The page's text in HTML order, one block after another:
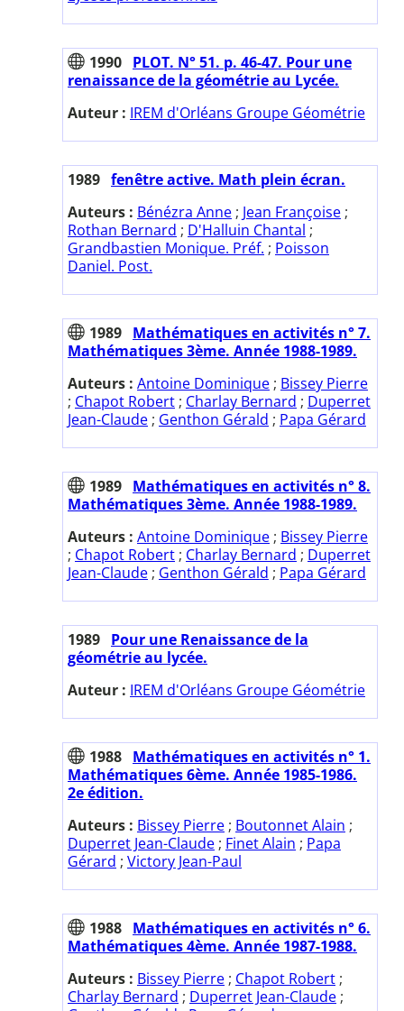
1990 PLOT. N° 51. p. 46-47. Pour une
renaissance de la géométrie au Lycée.
Auteur : IREM d'Orléans Groupe Géométrie
1989 fenêtre active. Math plein écran.
Auteurs : Bénézra Anne ; Jean Françoise ;
Rothan Bernard ; D'Halluin Chantal ;
Grandbastien Monique. Préf. ; Poisson
Daniel. Post.
1989 Mathématiques en activités n° 7.
Mathématiques 3ème. Année 1988-1989.
Auteurs : Antoine Dominique ; Bissey Pierre
; Chapot Robert ; Charlay Bernard ; Duperret
Jean-Claude ; Genthon Gérald ; Papa Gérard
1989 Mathématiques en activités n° 8.
Mathématiques 3ème. Année 1988-1989.
Auteurs : Antoine Dominique ; Bissey Pierre
; Chapot Robert ; Charlay Bernard ; Duperret
Jean-Claude ; Genthon Gérald ; Papa Gérard
1989 Pour une Renaissance de la
géométrie au lycée.
Auteur : IREM d'Orléans Groupe Géométrie
1988 Mathématiques en activités n° 1.
Mathématiques 6ème. Année 1985-1986.
2e édition.
Auteurs : Bissey Pierre ; Boutonnet Alain ;
Duperret Jean-Claude ; Finet Alain ; Papa
Gérard ; Victory Jean-Paul
1988 Mathématiques en activités n° 6.
Mathématiques 4ème. Année 1987-1988.
Auteurs : Bissey Pierre ; Chapot Robert ;
Charlay Bernard ; Duperret Jean-Claude ;